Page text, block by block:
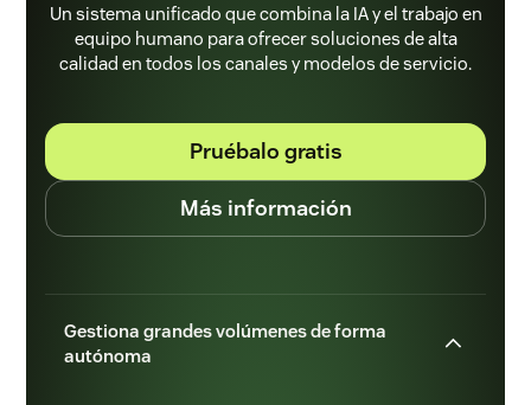
Un sistema unificado que combina la IA y el trabajo en
equipo humano para ofrecer soluciones de alta
calidad en todos los canales y modelos de servicio.
Pruébalo gratis
Más información
Gestiona grandes volúmenes de forma
autónoma